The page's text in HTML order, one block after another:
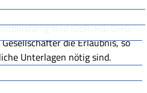
sind (GbR, KG, OHG,
die Erlaubnis, so
Unterlagen nötig sind.